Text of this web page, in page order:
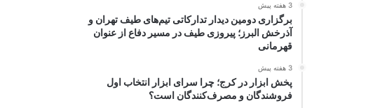
3 هفته پیش
برگزاری دومین دیدار تدارکاتی تیم‌های طیف تهران و
آذرخش البرز؛ پیروزی طیف در مسیر دفاع از عنوان
قهرمانی
3 هفته پیش
پخش ابزار در کرج؛ چرا سرای ابزار انتخاب اول
فروشندگان و مصرف‌کنندگان است؟